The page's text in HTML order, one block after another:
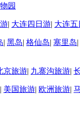
园
| 大连四日游| 大连五
| 黑岛| 格仙岛| 塞里岛|
京旅游| 九寨沟旅游|
| 美国旅游| 欧洲旅游|